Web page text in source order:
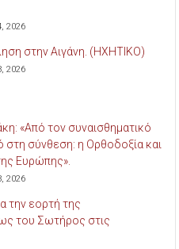
2026
στην Αιγάνη. (ΗΧΗΤΙΚΟ)
2026
«Από τον συναισθηματικό
στη σύνθεση: η Ορθοδοξία και
Ευρώπης».
2026
την εορτή της
του Σωτήρος στις